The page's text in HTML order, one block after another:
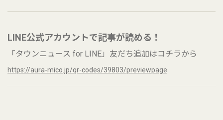
LINE公式アカウントで記事が読める！
「タウンニュース for LINE」友だち追加はコチラから
https://aura-mico.jp/qr-codes/39803/previewpage